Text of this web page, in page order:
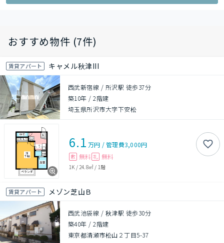
おすすめ物件 (7件)
賃貸アパート キャメル秋津III
西武新宿線 / 所沢駅 徒歩37分
築10年 /2階建
埼玉県所沢市大字下安松
6.1 万円 /管理費3,000円
敷 無料 礼 無料
1K / 24.8㎡ / 1階
賃貸アパート メゾン芝山Ｂ
西武池袋線 / 秋津駅 徒歩30分
築40年 /2階建
東京都清瀬市松山２丁目5-37